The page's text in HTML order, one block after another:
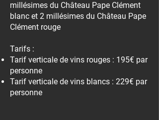
millésimes du Château Pape Clément
blanc et 2 millésimes du Château Pape
Clément rouge
Tarifs :
Tarif verticale de vins rouges : 195€ par
personne
Tarif verticale de vins blancs : 229€ par
personne